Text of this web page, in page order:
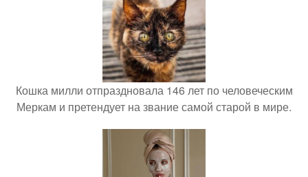
Кошка милли отпраздновала 146 лет по человеческим
Меркам и претендует на звание самой старой в мире.